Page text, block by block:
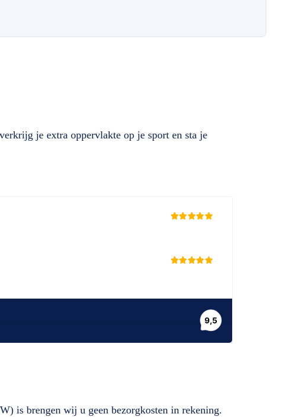
je extra oppervlakte op je sport en sta je
is brengen wij u geen bezorgkosten in rekening.